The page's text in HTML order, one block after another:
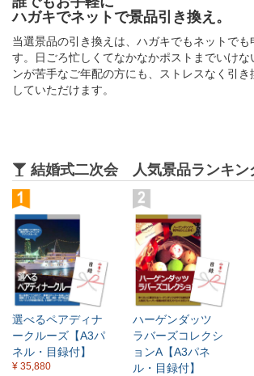
ハガキでネットで景品引き換え。
当選景品の引き換えは、ハガキでもネットでも
す。日ごろ忙しくてなかなかポストまでいけな
ンが苦手なご年配の方にも、ストレスなく引き
していただけます。
結婚式二次会 人気景品ランキン
選べるペアディナ
ークルーズ【A3パ
ネル・目録付】
¥ 35,880
ハーゲンダッツ
ラバーズコレクシ
ョンA【A3パネ
ル・目録付】